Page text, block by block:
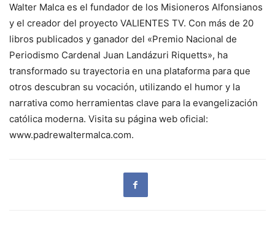
Walter Malca es el fundador de los Misioneros Alfonsianos
y el creador del proyecto VALIENTES TV. Con más de 20
libros publicados y ganador del «Premio Nacional de
Periodismo Cardenal Juan Landázuri Riquetts», ha
transformado su trayectoria en una plataforma para que
otros descubran su vocación, utilizando el humor y la
narrativa como herramientas clave para la evangelización
católica moderna. Visita su página web oficial:
www.padrewaltermalca.com.